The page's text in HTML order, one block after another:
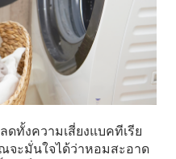
ทั้งความเสี่ยงแบคทีเรีย
จะมั่นใจได้ว่าหอมสะอาด